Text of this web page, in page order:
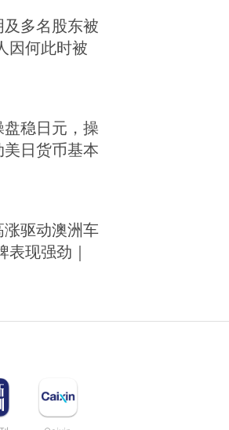
及多名股东被
因何此时被
稳日元，操
日货币基本
驱动澳洲车
表现强劲｜